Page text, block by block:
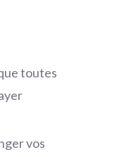
toutes
vos